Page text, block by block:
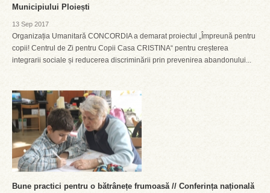
Municipiului Ploiești
13 Sep 2017
Organizația Umanitară CONCORDIA a demarat proiectul „Împreună pentru
copii! Centrul de Zi pentru Copii Casa CRISTINA“ pentru creșterea
integrarii sociale și reducerea discriminării prin prevenirea abandonului...
Bune practici pentru o bătrânețe frumoasă // Conferința națională